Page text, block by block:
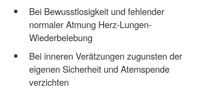
Bei Bewusstlosigkeit und fehlender
normaler Atmung Herz-Lungen-
Wiederbelebung
Bei inneren Verätzungen zugunsten der
eigenen Sicherheit und Atemspende
verzichten